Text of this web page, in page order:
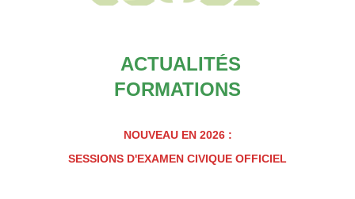
ACTUALITÉS
FORMATIONS
NOUVEAU EN 2026 :
SESSIONS D'EXAMEN CIVIQUE OFFICIEL